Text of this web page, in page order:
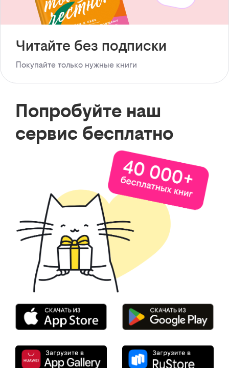
Читайте без подписки
Покупайте только нужные книги
Попробуйте наш
сервис бесплатно